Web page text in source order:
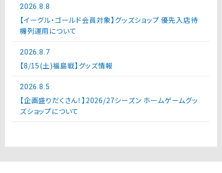
2026.8.8
【イーグル・ゴールド会員対象】グッズショップ 優先入店待
機列運用について
2026.8.7
【8/15(土)福島戦】グッズ情報
2026.8.5
【企画盛りだくさん！】2026/27シーズン ホームゲームグッ
ズショップについて